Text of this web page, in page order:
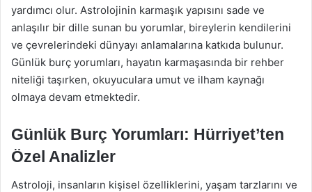
yardımcı olur. Astrolojinin karmaşık yapısını sade ve
anlaşılır bir dille sunan bu yorumlar, bireylerin kendilerini
ve çevrelerindeki dünyayı anlamalarına katkıda bulunur.
Günlük burç yorumları, hayatın karmaşasında bir rehber
niteliği taşırken, okuyuculara umut ve ilham kaynağı
olmaya devam etmektedir.
Günlük Burç Yorumları: Hürriyet’ten
Özel Analizler
Astroloji, insanların kişisel özelliklerini, yaşam tarzlarını ve